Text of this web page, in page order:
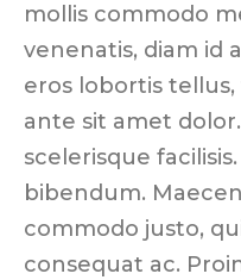
mollis commodo
venenatis, diam id
eros lobortis
ante sit amet
scelerisque
bibendum.
commodo justo,
consequat ac.